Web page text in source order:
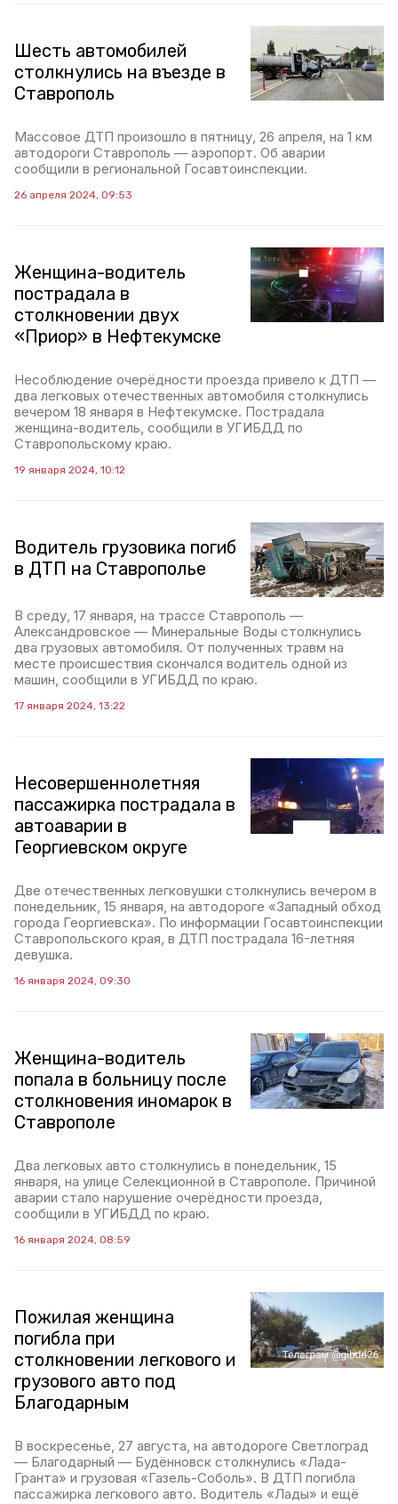
Шесть автомобилей
столкнулись на въезде в
Ставрополь
Массовое ДТП произошло в пятницу, 26 апреля, на 1 км
автодороги Ставрополь — аэропорт. Об аварии
сообщили в региональной Госавтоинспекции.
26 апреля 2024, 09:53
Женщина-водитель
пострадала в
столкновении двух
«Приор» в Нефтекумске
Несоблюдение очерёдности проезда привело к ДТП —
два легковых отечественных автомобиля столкнулись
вечером 18 января в Нефтекумске. Пострадала
женщина-водитель, сообщили в УГИБДД по
Ставропольскому краю.
19 января 2024, 10:12
Водитель грузовика погиб
в ДТП на Ставрополье
В среду, 17 января, на трассе Ставрополь —
Александровское — Минеральные Воды столкнулись
два грузовых автомобиля. От полученных травм на
месте происшествия скончался водитель одной из
машин, сообщили в УГИБДД по краю.
17 января 2024, 13:22
Несовершеннолетняя
пассажирка пострадала в
автоаварии в
Георгиевском округе
Две отечественных легковушки столкнулись вечером в
понедельник, 15 января, на автодороге «Западный обход
города Георгиевска». По информации Госавтоинспекции
Ставропольского края, в ДТП пострадала 16-летняя
девушка.
16 января 2024, 09:30
Женщина-водитель
попала в больницу после
столкновения иномарок в
Ставрополе
Два легковых авто столкнулись в понедельник, 15
января, на улице Селекционной в Ставрополе. Причиной
аварии стало нарушение очерёдности проезда,
сообщили в УГИБДД по краю.
16 января 2024, 08:59
Пожилая женщина
погибла при
столкновении легкового и
грузового авто под
Благодарным
В воскресенье, 27 августа, на автодороге Светлоград
— Благодарный — Будённовск столкнулись «Лада-
Гранта» и грузовая «Газель-Соболь». В ДТП погибла
пассажирка легкового авто. Водитель «Лады» и ещё